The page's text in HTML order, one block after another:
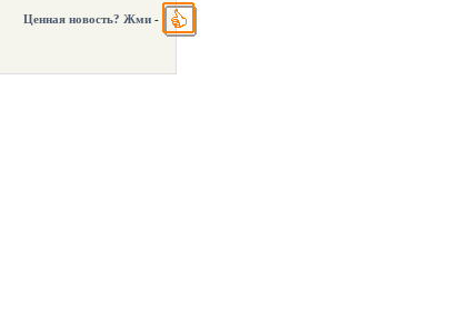
Ценная новость? Жми -